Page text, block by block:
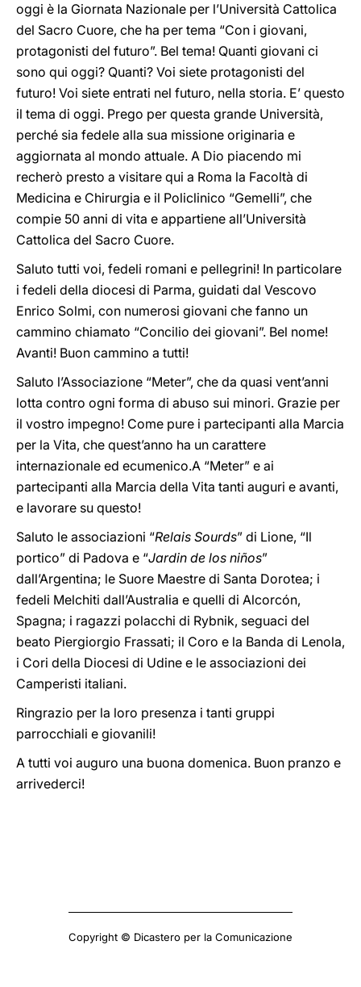
oggi è la Giornata Nazionale per l’Università Cattolica
del Sacro Cuore, che ha per tema “Con i giovani,
protagonisti del futuro”. Bel tema! Quanti giovani ci
sono qui oggi? Quanti? Voi siete protagonisti del
futuro! Voi siete entrati nel futuro, nella storia. E’ questo
il tema di oggi. Prego per questa grande Università,
perché sia fedele alla sua missione originaria e
aggiornata al mondo attuale. A Dio piacendo mi
recherò presto a visitare qui a Roma la Facoltà di
Medicina e Chirurgia e il Policlinico “Gemelli”, che
compie 50 anni di vita e appartiene all’Università
Cattolica del Sacro Cuore.
Saluto tutti voi, fedeli romani e pellegrini! In particolare
i fedeli della diocesi di Parma, guidati dal Vescovo
Enrico Solmi, con numerosi giovani che fanno un
cammino chiamato “Concilio dei giovani”. Bel nome!
Avanti! Buon cammino a tutti!
Saluto l’Associazione “Meter”, che da quasi vent’anni
lotta contro ogni forma di abuso sui minori. Grazie per
il vostro impegno! Come pure i partecipanti alla Marcia
per la Vita, che quest’anno ha un carattere
internazionale ed ecumenico.A “Meter” e ai
partecipanti alla Marcia della Vita tanti auguri e avanti,
e lavorare su questo!
Saluto le associazioni “Relais Sourds” di Lione, “Il
portico” di Padova e “Jardin de los niños”
dall’Argentina; le Suore Maestre di Santa Dorotea; i
fedeli Melchiti dall’Australia e quelli di Alcorcón,
Spagna; i ragazzi polacchi di Rybnik, seguaci del
beato Piergiorgio Frassati; il Coro e la Banda di Lenola,
i Cori della Diocesi di Udine e le associazioni dei
Camperisti italiani.
Ringrazio per la loro presenza i tanti gruppi
parrocchiali e giovanili!
A tutti voi auguro una buona domenica. Buon pranzo e
arrivederci!
Copyright © Dicastero per la Comunicazione